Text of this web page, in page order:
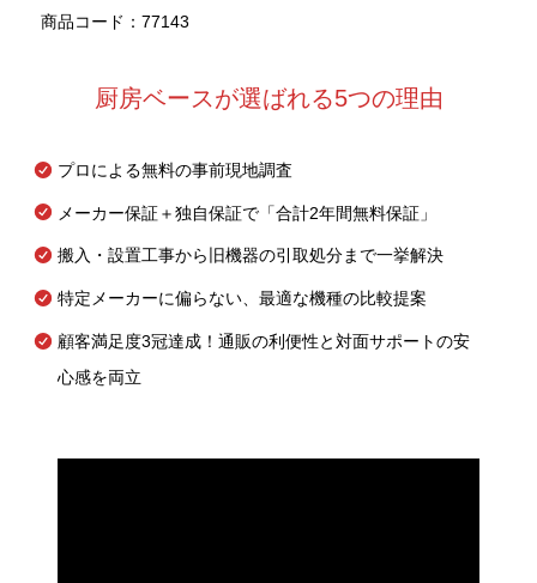
商品コード：77143
厨房ベースが選ばれる5つの理由
プロによる無料の事前現地調査
メーカー保証＋独自保証で「合計2年間無料保証」
搬入・設置工事から旧機器の引取処分まで一挙解決
特定メーカーに偏らない、最適な機種の比較提案
顧客満足度3冠達成！通販の利便性と対面サポートの安
心感を両立